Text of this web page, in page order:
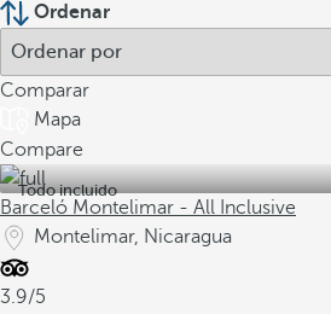
Ordenar
Comparar
Mapa
Compare
Todo incluido
Barceló Montelimar - All Inclusive
Montelimar, Nicaragua
3.9/5